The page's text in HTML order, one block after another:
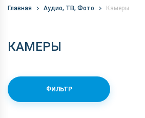
Главная Аудио, ТВ, Фото Камеры
КАМЕРЫ
ФИЛЬТР